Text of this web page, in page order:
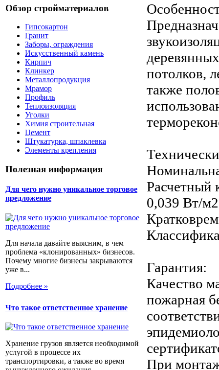
Обзор стройматериалов
Гипсокартон
Гранит
Заборы, ограждения
Искусственный камень
Кирпич
Клинкер
Металлопродукция
Мрамор
Профиль
Теплоизоляция
Уголки
Химия строительная
Цемент
Штукатурка, шпаклевка
Элементы крепления
Полезная информация
Для чего нужно уникальное торговое
предложение
Для начала давайте выясним, в чем
проблема «клонированных» бизнесов.
Почему многие бизнесы закрываются
уже в...
Подробнее »
Что такое ответственное хранение
Хранение грузов является необходимой
услугой в процессе их
транспортировки, а также во время
потолков,
также
Расчетный
0,039 Вт/
Гарантия:
Качество
пожарная
При